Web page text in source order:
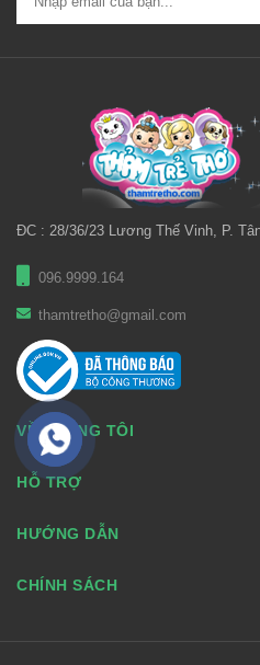
ĐC : 28/36/23 Lương Thế Vinh, P.
096.9999.164
thamtretho@gmail.com
VỀ CHÚNG TÔI
HỖ TRỢ
HƯỚNG DẪN
CHÍNH SÁCH